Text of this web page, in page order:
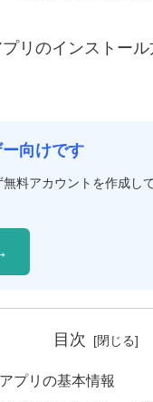
リのインストー
向けです
料アカウントを作成し
目次
プリの基本情報